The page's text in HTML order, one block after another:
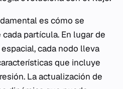
es cómo se
partícula. En lugar de
cada nodo lleva
que incluye
La actualización de